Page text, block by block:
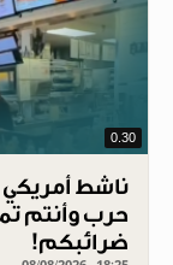
0.30
ناشط
حرب وأنتم
ضرائبكم!